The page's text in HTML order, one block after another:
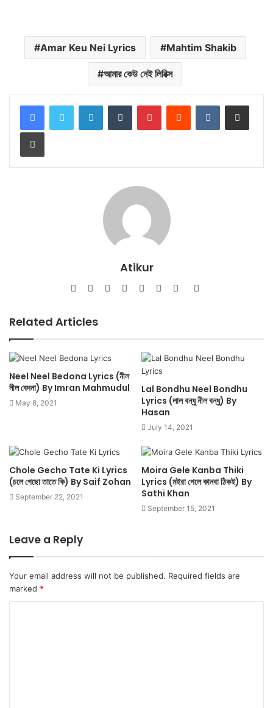
Amar Keu Nei Lyrics Mahtim Shakib
আমার কেউ নেই লিরিক্স
LinkedInTumblr PinterestReddit VKontakteShare via Email
Print
Atikur
WebsiteFacebook
TwitterLinkedInYouTubePinterestInstagram
SoundCloud
Related Articles
Neel Neel Bedona Lyrics (নীল
নীল বেদনা) By Imran Mahmudul
May 8, 2021
Lal Bondhu Neel Bondhu
Lyrics (লাল বন্ধু নীল বন্ধু) By
Hasan
July 14, 2021
Chole Gecho Tate Ki Lyrics
(চলে গেছো তাতে কি) By Saif Zohan
September 22, 2021
Moira Gele Kanba Thiki
Lyrics (মইরা গেলে কানবা ঠিকই) By
Sathi Khan
September 15, 2021
Leave a Reply
Your email address will not be published. Required fields are
marked *